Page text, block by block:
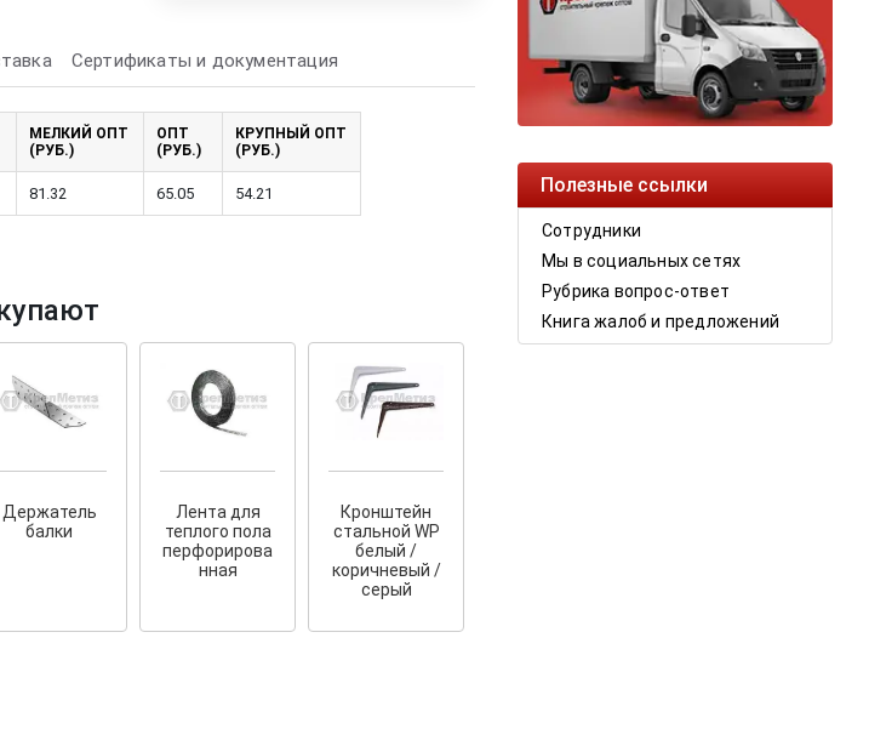
крепеж
террас и фасадов
для деревянных террас
Полезные ссылки
Сотрудники
Мы в социальных сетях
Рубрика вопрос-ответ
Книга жалоб и предложений
Сертификаты и документация
МЕЛКИЙ ОПТ
(РУБ.)
ОПТ
(РУБ.)
КРУПНЫЙ ОПТ
(РУБ.)
81.32 65.05 54.21
Держатель
балки
Лента для
теплого пола
перфорирова
нная
Кронштейн
стальной WP
белый /
коричневый /
серый